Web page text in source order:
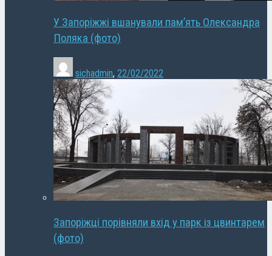
У Запоріжжі вшанували пам’ять Олександра
Поляка (фото)
sichadmin, 22/02/2022
Запоріжці порівняли вхід у парк із цвинтарем
(фото)